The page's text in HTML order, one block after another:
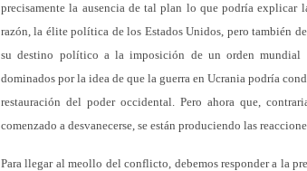
precisamente la ausencia de tal plan lo que podría explicar
razón, la élite política de los Estados Unidos, pero también
su destino político a la imposición de un orden mundial
dominados por la idea de que la guerra en Ucrania podría
restauración del poder occidental. Pero ahora que,
comenzado a desvanecerse, se están produciendo las
Para llegar al meollo del conflicto, debemos responder a la